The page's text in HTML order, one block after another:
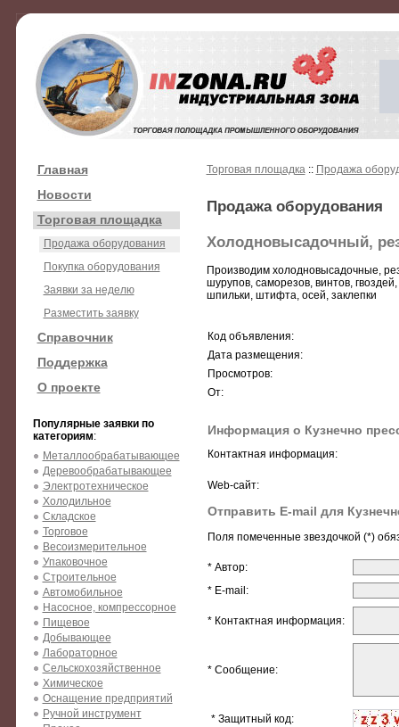
Главная
Новости
Торговая площадка
Продажа оборудования
Покупка оборудования
Заявки за неделю
Разместить заявку
Справочник
Поддержка
О проекте
Популярные заявки по
категориям:
Металлообрабатывающее
Деревообрабатывающее
Электротехническое
Холодильное
Складское
Торговое
Весоизмерительное
Упаковочное
Строительное
Автомобильное
Насосное, компрессорное
Пищевое
Добывающее
Лабораторное
Сельскохозяйственное
Химическое
Оснащение предприятий
Ручной инструмент
Торговая площадка:: Продажа
Продажа оборудования
Холодновысадочный,
Производим холодновысадочные,
шурупов, саморезов, винтов,
шпильки, штифта, осей, заклепки
Код объявления:
Дата размещения:
Просмотров:
От:
Информация о Кузнечно
Контактная информация:
Web-сайт:
Отправить E-mail для
Поля помеченные звездочкой (*)
* Автор:
* E-mail:
* Контактная информация:
* Сообщение:
* Защитный код: